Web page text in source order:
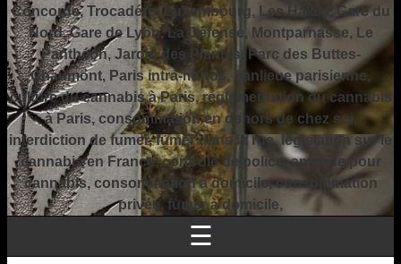
Concorde, Trocadéro, Luxembourg, Les Halles, Gare du
Nord, Gare de Lyon, La Défense, Montparnasse, Le
Panthéon, Jardin des Plantes, Parc des Buttes-
Chaumont, Paris intra-muros, banlieue parisienne,
culture du cannabis à Paris, réglementation du cannabis
à Paris, consommation en dehors de chez soi,
interdiction de fumer, fumer dans la rue, législation sur le
cannabis en France, contrôle de police, amende pour
cannabis, consommation à domicile, consommation
privée, fumer à domicile,
☰